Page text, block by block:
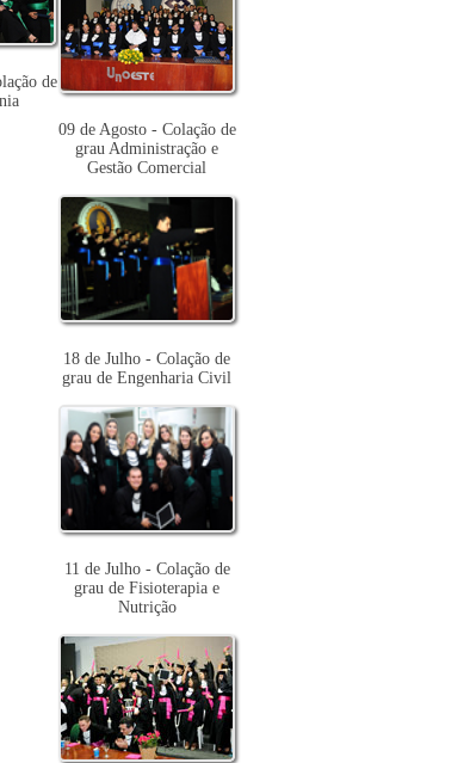
de
09 de Agosto - Colação de
grau Administração e
Gestão Comercial
18 de Julho - Colação de
grau de Engenharia Civil
11 de Julho - Colação de
grau de Fisioterapia e
Nutrição